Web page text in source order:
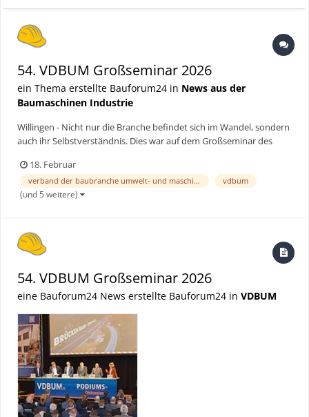
54. VDBUM Großseminar 2026
ein Thema erstellte Bauforum24 in News aus der
Baumaschinen Industrie
Willingen - Nicht nur die Branche befindet sich im Wandel, sondern
auch ihr Selbstverständnis. Dies war auf dem Großseminar des
(VDBUM) vom 10. bis 13. Februar in Willingen deutlich spürbar. Die
Rekordteilnahme an der Veranstaltung, die unt...
18. Februar
verband der baubranche umwelt- und maschinentechnik vdbum
(und 5 weitere)
54. VDBUM Großseminar 2026
eine Bauforum24 News erstellte Bauforum24 in VDBUM